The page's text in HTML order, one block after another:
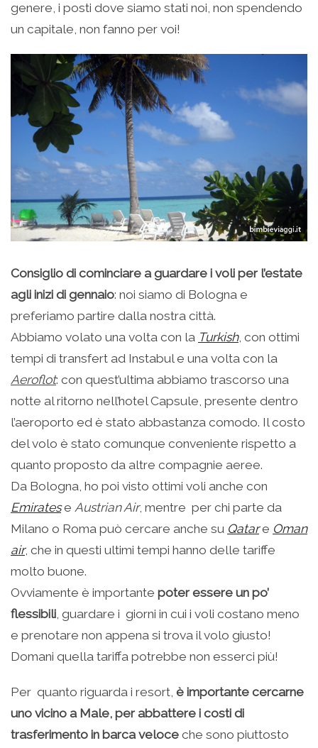
genere, i posti dove siamo stati noi, non spendendo
un capitale, non fanno per voi!
Consiglio di cominciare a guardare i voli per l’estate
agli inizi di gennaio: noi siamo di Bologna e
preferiamo partire dalla nostra città.
Abbiamo volato una volta con la Turkish, con ottimi
tempi di transfert ad Instabul e una volta con la
Aeroflot: con quest’ultima abbiamo trascorso una
notte al ritorno nell’hotel Capsule, presente dentro
l’aeroporto ed è stato abbastanza comodo. Il costo
del volo è stato comunque conveniente rispetto a
quanto proposto da altre compagnie aeree.
Da Bologna, ho poi visto ottimi voli anche con
Emirates e Austrian Air, mentre per chi parte da
Milano o Roma può cercare anche su Qatar e Oman
air, che in questi ultimi tempi hanno delle tariffe
molto buone.
Ovviamente è importante poter essere un po’
flessibili, guardare i giorni in cui i voli costano meno
e prenotare non appena si trova il volo giusto!
Domani quella tariffa potrebbe non esserci più!
Per quanto riguarda i resort, è importante cercarne
uno vicino a Male, per abbattere i costi di
trasferimento in barca veloce che sono piuttosto